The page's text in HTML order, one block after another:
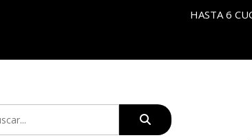
HASTA 6